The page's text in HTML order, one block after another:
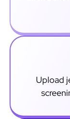
Upload